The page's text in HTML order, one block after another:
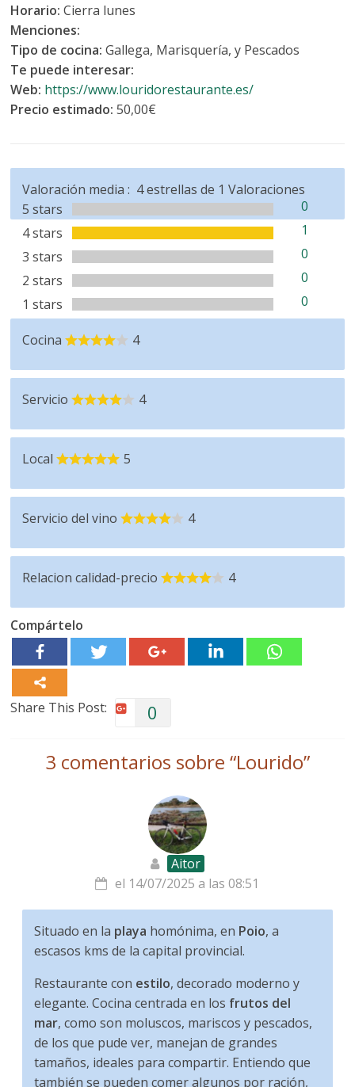
Horario:Cierra lunes
Menciones:
Tipo de cocina:Gallega, Marisquería, y Pescados
Te puede interesar:
Web: https://www.louridorestaurante.es/
Precio estimado:50,00€
Valoración media :
5 stars
0
4 stars
1
3 stars
0
2 stars
0
1 stars
0
4estrellas de 1 Valoraciones
Cocina 4
Servicio 4
Local 5
Servicio del vino 4
Relacion calidad-precio 4
Compártelo
Share This Post: 0
3 comentarios sobre “Lourido”
Aitor
el 14/07/2025 a las 08:51
Situado en la playa homónima, en Poio, a
escasos kms de la capital provincial.
Restaurante con estilo, decorado moderno y
elegante. Cocina centrada en los frutos del
mar, como son moluscos, mariscos y pescados,
de los que pude ver, manejan de grandes
tamaños, ideales para compartir. Entiendo que
también se pueden comer algunos por ración,